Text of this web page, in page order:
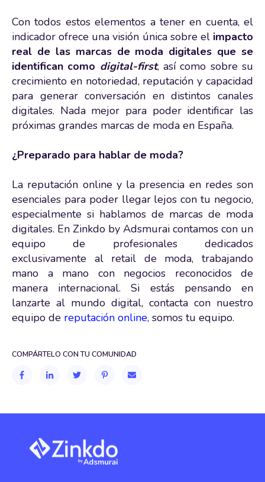
Con todos estos elementos a tener en cuenta, el
indicador ofrece una visión única sobre el impacto
real de las marcas de moda digitales que se
identifican como digital-first, así como sobre su
crecimiento en notoriedad, reputación y capacidad
para generar conversación en distintos canales
digitales. Nada mejor para poder identificar las
próximas grandes marcas de moda en España.
¿Preparado para hablar de moda?
La reputación online y la presencia en redes son
esenciales para poder llegar lejos con tu negocio,
especialmente si hablamos de marcas de moda
digitales. En Zinkdo by Adsmurai contamos con un
equipo de profesionales dedicados
exclusivamente al retail de moda, trabajando
mano a mano con negocios reconocidos de
manera internacional. Si estás pensando en
lanzarte al mundo digital, contacta con nuestro
equipo de reputación online, somos tu equipo.
COMPÁRTELO CON TU COMUNIDAD